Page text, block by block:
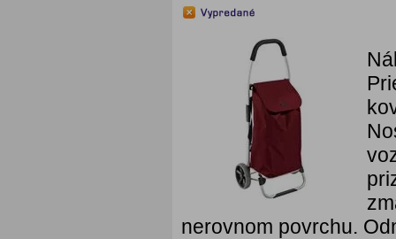
nerovnom povrchu.